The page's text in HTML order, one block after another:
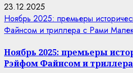
23.12.2025
Ноябрь 2025: премьеры
Файнсом и триллера с Рами
Ноябрь 2025: премьеры
Рэйфом Файнсом и